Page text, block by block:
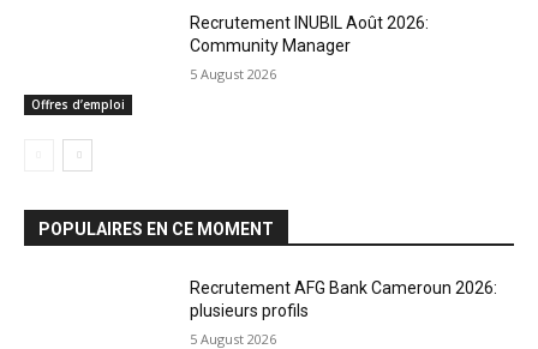
Offres d’emploi
Recrutement INUBIL Août 2026:
Community Manager
5 August 2026
POPULAIRES EN CE MOMENT
Recrutement AFG Bank Cameroun 2026:
plusieurs profils
5 August 2026